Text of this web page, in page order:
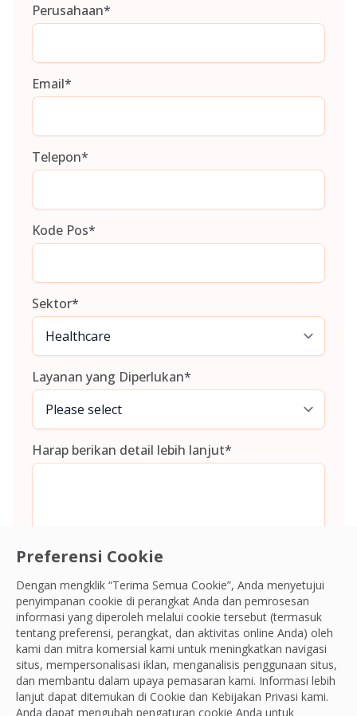
Preferensi Cookie
Dengan mengklik “Terima Semua Cookie”, Anda menyetujui
penyimpanan cookie di perangkat Anda dan pemrosesan
informasi yang diperoleh melalui cookie tersebut (termasuk
tentang preferensi, perangkat, dan aktivitas online Anda) oleh
kami dan mitra komersial kami untuk meningkatkan navigasi
situs, mempersonalisasi iklan, menganalisis penggunaan situs,
dan membantu dalam upaya pemasaran kami. Informasi lebih
lanjut dapat ditemukan di Cookie dan Kebijakan Privasi kami.
Anda dapat mengubah pengaturan cookie Anda untuk
Perusahaan*
Email*
Telepon*
Kode Pos*
Sektor*
Layanan yang Diperlukan*
Harap berikan detail lebih lanjut*
dan memberikan izin kepada OCS untuk mengumpulkan
informasi saya.
CAPTCHA